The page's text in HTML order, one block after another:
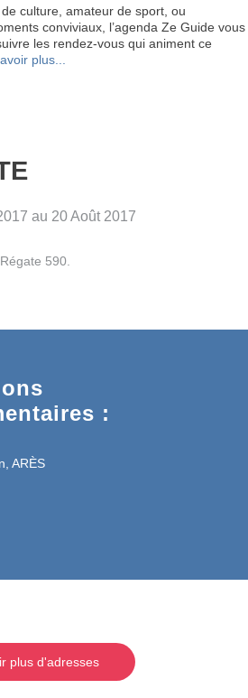
culture, amateur de sport, ou
conviviaux, l’agenda Ze Guide vous
les rendez-vous qui animent ce
plus...
au 20 Août 2017
590.
:
ARÈS
plus d'adresses